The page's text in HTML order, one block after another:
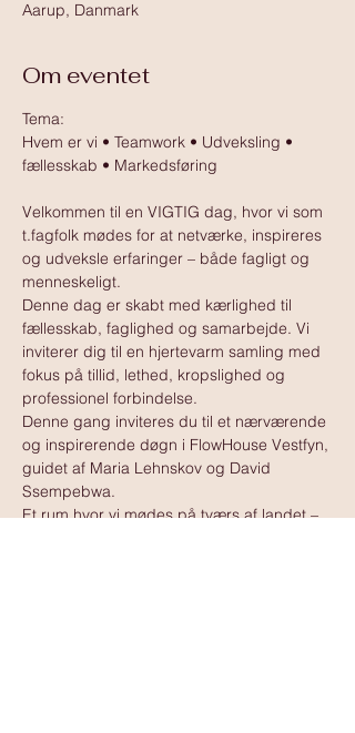
Aarup, Danmark
Om eventet
Tema:
Hvem er vi • Teamwork • Udveksling •
fællesskab • Markedsføring
Velkommen til en VIGTIG dag, hvor vi som
t.fagfolk mødes for at netværke, inspireres
og udveksle erfaringer – både fagligt og
menneskeligt.
Denne dag er skabt med kærlighed til
fællesskab, faglighed og samarbejde. Vi
inviterer dig til en hjertevarm samling med
fokus på tillid, lethed, kropslighed og
professionel forbindelse.
Denne gang inviteres du til et nærværende
og inspirerende døgn i FlowHouse Vestfyn,
guidet af Maria Lehnskov og David
Ssempebwa.
Et rum hvor vi mødes på tværs af landet –